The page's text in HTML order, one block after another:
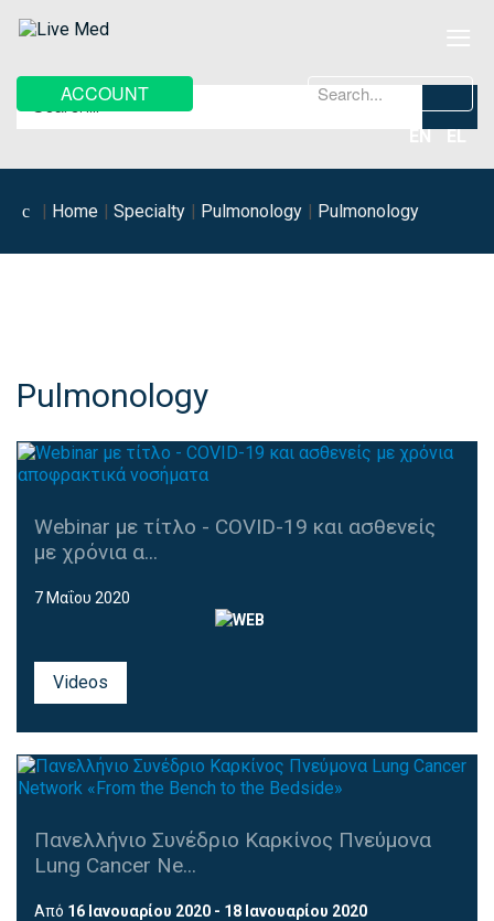
ACCOUNT
EN EL
Home Specialty Pulmonology Pulmonology
Pulmonology
Webinar με τίτλο - COVID-19 και ασθενείς
με χρόνια α...
7 Μαΐου 2020
Videos
Πανελλήνιο Συνέδριο Καρκίνος Πνεύμονα
Lung Cancer Ne...
Από 16 Ιανουαρίου 2020 - 18 Ιανουαρίου 2020